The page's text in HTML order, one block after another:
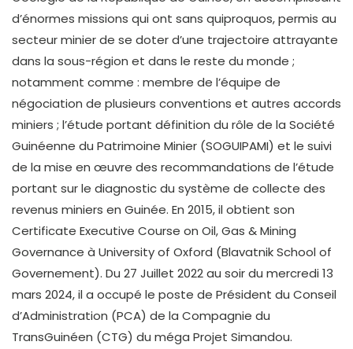
d’énormes missions qui ont sans quiproquos, permis au
secteur minier de se doter d’une trajectoire attrayante
dans la sous-région et dans le reste du monde ;
notamment comme : membre de l’équipe de
négociation de plusieurs conventions et autres accords
miniers ; l’étude portant définition du rôle de la Société
Guinéenne du Patrimoine Minier (SOGUIPAMI) et le suivi
de la mise en œuvre des recommandations de l’étude
portant sur le diagnostic du système de collecte des
revenus miniers en Guinée. En 2015, il obtient son
Certificate Executive Course on Oil, Gas & Mining
Governance à University of Oxford (Blavatnik School of
Governement). Du 27 Juillet 2022 au soir du mercredi 13
mars 2024, il a occupé le poste de Président du Conseil
d’Administration (PCA) de la Compagnie du
TransGuinéen (CTG) du méga Projet Simandou.